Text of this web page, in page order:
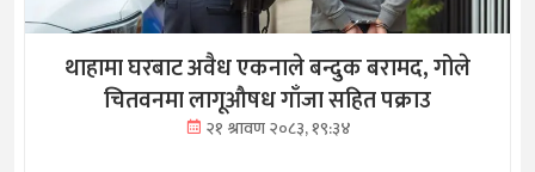
थाहामा घरबाट अवैध एकनाले बन्दुक बरामद, गोले
चितवनमा लागूऔषध गाँजा सहित पक्राउ
२१ श्रावण २०८३, १९:३४